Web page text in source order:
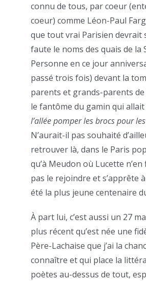
connu de tous, par coeur
coeur) comme Léon-Paul
que tout vrai Parisien devrait
faute le noms des quais de la
Personne en ce jour
passé trois fois) devant la
parents et grands-parents de
le fantôme du gamin qui allait
l’allée pomper les brocs pour
N’aurait-il pas souhaité
retrouver là, dans le Paris
qu’à Meudon où Lucette
pas le rejoindre et s’apprête
été la plus jeune centenaire
À part lui, c’est aussi un 27
plus récent qu’est née une
Père-Lachaise que j’ai la
connaître et qui place la
poètes au-dessus de tout,